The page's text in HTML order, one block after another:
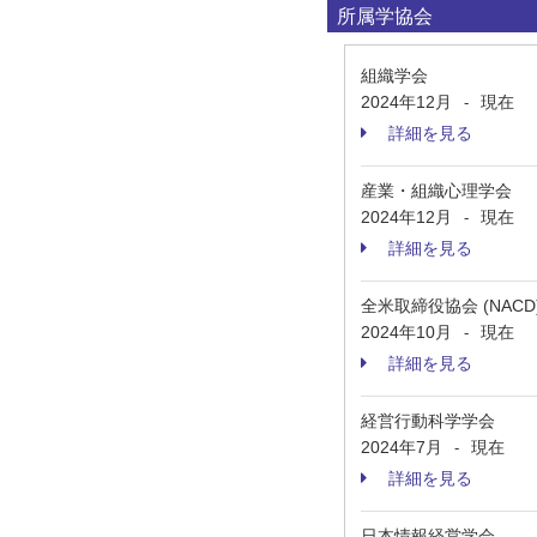
所属学協会
組織学会
2024年12月
-
現在
詳細を見る
産業・組織心理学会
2024年12月
-
現在
詳細を見る
全米取締役協会
2024年10月
-
現在
詳細を見る
経営行動科学学会
2024年7月
-
現在
詳細を見る